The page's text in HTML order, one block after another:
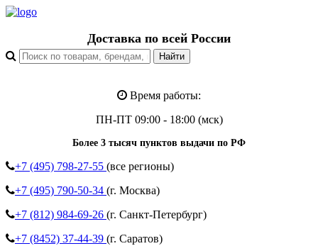
Доставка по всей России
Время работы:
ПН-ПТ 09:00 - 18:00 (мск)
Более 3 тысяч пунктов выдачи по РФ
+7 (495) 798-27-55 (все регионы)
+7 (495) 790-50-34 (г. Москва)
+7 (812) 984-69-26 (г. Санкт-Петербург)
+7 (8452) 37-44-39 (г. Саратов)